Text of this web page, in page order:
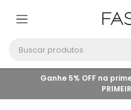
Ganhe 5% OFF na